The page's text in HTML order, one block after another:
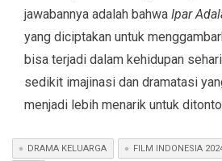
jawabannya adalah bahwa Ipar
yang diciptakan untuk
bisa terjadi dalam kehidupan
sedikit imajinasi dan dramatasi
menjadi lebih menarik untuk
DRAMA KELUARGA FILM INDONESIA